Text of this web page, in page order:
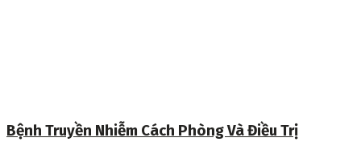
Bệnh Truyền Nhiễm Cách Phòng Và Điều Trị